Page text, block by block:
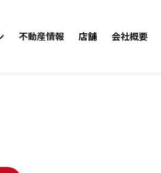
不動産情報 店舗 会社概要